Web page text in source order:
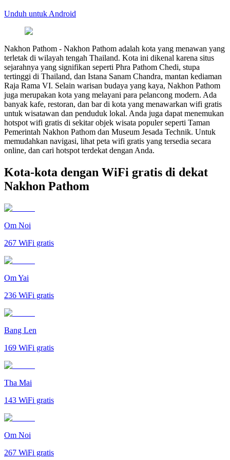
Unduh untuk Android
Nakhon Pathom - Nakhon Pathom adalah kota yang menawan yang
terletak di wilayah tengah Thailand. Kota ini dikenal karena situs
sejarahnya yang signifikan seperti Phra Pathom Chedi, stupa
tertinggi di Thailand, dan Istana Sanam Chandra, mantan kediaman
Raja Rama VI. Selain warisan budaya yang kaya, Nakhon Pathom
juga merupakan kota yang melayani para pelancong modern. Ada
banyak kafe, restoran, dan bar di kota yang menawarkan wifi gratis
untuk wisatawan dan penduduk lokal. Anda juga dapat menemukan
hotspot wifi gratis di sekitar objek wisata populer seperti Taman
Pemerintah Nakhon Pathom dan Museum Jesada Technik. Untuk
memudahkan navigasi, lihat peta wifi gratis yang tersedia secara
online, dan cari hotspot terdekat dengan Anda.
Kota-kota dengan WiFi gratis di dekat
Nakhon Pathom
Om Noi
267 WiFi gratis
Om Yai
236 WiFi gratis
Bang Len
169 WiFi gratis
Tha Mai
143 WiFi gratis
Om Noi
267 WiFi gratis